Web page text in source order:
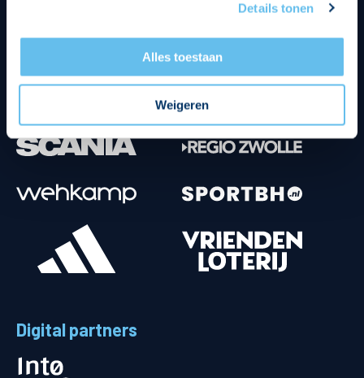
Details tonen
Alles toestaan
Weigeren
Digital partners